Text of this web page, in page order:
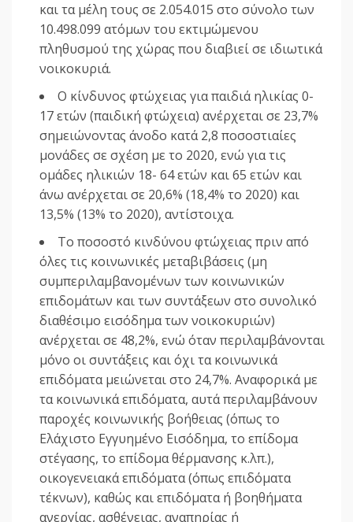
και τα μέλη τους σε 2.054.015 στο σύνολο των
10.498.099 ατόμων του εκτιμώμενου
πληθυσμού της χώρας που διαβιεί σε ιδιωτικά
νοικοκυριά.
Ο κίνδυνος φτώχειας για παιδιά ηλικίας 0-
17 ετών (παιδική φτώχεια) ανέρχεται σε 23,7%
σημειώνοντας άνοδο κατά 2,8 ποσοστιαίες
μονάδες σε σχέση με το 2020, ενώ για τις
ομάδες ηλικιών 18- 64 ετών και 65 ετών και
άνω ανέρχεται σε 20,6% (18,4% το 2020) και
13,5% (13% το 2020), αντίστοιχα.
Το ποσοστό κινδύνου φτώχειας πριν από
όλες τις κοινωνικές μεταβιβάσεις (μη
συμπεριλαμβανομένων των κοινωνικών
επιδομάτων και των συντάξεων στο συνολικό
διαθέσιμο εισόδημα των νοικοκυριών)
ανέρχεται σε 48,2%, ενώ όταν περιλαμβάνονται
μόνο οι συντάξεις και όχι τα κοινωνικά
επιδόματα μειώνεται στο 24,7%. Αναφορικά με
τα κοινωνικά επιδόματα, αυτά περιλαμβάνουν
παροχές κοινωνικής βοήθειας (όπως το
Ελάχιστο Εγγυημένο Εισόδημα, το επίδομα
στέγασης, το επίδομα θέρμανσης κ.λπ.),
οικογενειακά επιδόματα (όπως επιδόματα
τέκνων), καθώς και επιδόματα ή βοηθήματα
ανεργίας, ασθένειας, αναπηρίας ή